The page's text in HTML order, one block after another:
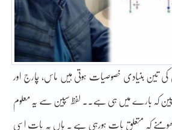
کی تین بنیادی خصوصیات ہوتی ہیں ماس، چارج اور
سپین کہ بارے میں ہی ہے.. لفظ سپین سے یہ معلوم
گھومنے کہ متعلق بات ہورہی ہے ۔ ہاں یہ بات اسی